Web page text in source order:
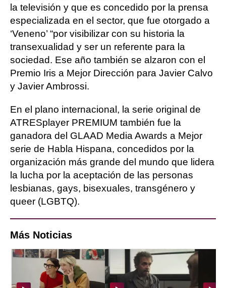
la televisión y que es concedido por la prensa
especializada en el sector, que fue otorgado a
‘Veneno’ “por visibilizar con su historia la
transexualidad y ser un referente para la
sociedad. Ese año también se alzaron con el
Premio Iris a Mejor Dirección para Javier Calvo
y Javier Ambrossi.
En el plano internacional, la serie original de
ATRESplayer PREMIUM también fue la
ganadora del GLAAD Media Awards a Mejor
serie de Habla Hispana, concedidos por la
organización más grande del mundo que lidera
la lucha por la aceptación de las personas
lesbianas, gays, bisexuales, transgénero y
queer (LGBTQ).
Más Noticias